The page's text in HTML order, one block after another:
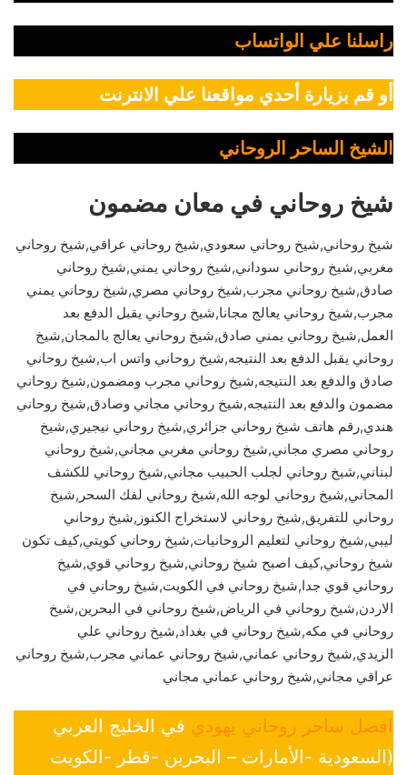
راسلنا علي الواتساب
أو قم بزيارة أحدي مواقعنا علي الانترنت
الشيخ الساحر الروحاني
شيخ روحاني في معان مضمون
شيخ روحاني,شيخ روحاني سعودي,شيخ روحاني عراقي,شيخ روحاني
مغربي,شيخ روحاني سوداني,شيخ روحاني يمني,شيخ روحاني
صادق,شيخ روحاني مجرب,شيخ روحاني مصري,شيخ روحاني يمني
مجرب,شيخ روحاني يعالج مجانا,شيخ روحاني يقبل الدفع بعد
العمل,شيخ روحاني يمني صادق,شيخ روحاني يعالج بالمجان,شيخ
روحاني يقبل الدفع بعد النتيجه,شيخ روحاني واتس اب,شيخ روحاني
صادق والدفع بعد النتيجه,شيخ روحاني مجرب ومضمون,شيخ روحاني
مضمون والدفع بعد النتيجه,شيخ روحاني مجاني وصادق,شيخ روحاني
هندي,رقم هاتف شيخ روحاني جزائري,شيخ روحاني نيجيري,شيخ
روحاني مصري مجاني,شيخ روحاني مغربي مجاني,شيخ روحاني
لبناني,شيخ روحاني لجلب الحبيب مجاني,شيخ روحاني للكشف
المجاني,شيخ روحاني لوجه الله,شيخ روحاني لفك السحر,شيخ
روحاني للتفريق,شيخ روحاني لاستخراج الكنوز,شيخ روحاني
ليبي,شيخ روحاني لتعليم الروحانيات,شيخ روحاني كويتي,كيف تكون
شيخ روحاني,كيف اصبح شيخ روحاني,شيخ روحاني قوي,شيخ
روحاني قوي جدا,شيخ روحاني في الكويت,شيخ روحاني في
الاردن,شيخ روحاني في الرياض,شيخ روحاني في البحرين,شيخ
روحاني في مكه,شيخ روحاني في بغداد,شيخ روحاني علي
الزيدي,شيخ روحاني عماني,شيخ روحاني عماني مجرب,شيخ روحاني
عراقي مجاني,شيخ روحاني عماني مجاني
افضل ساحر روحاني يهودي في الخليج العربي
(السعودية -الأمارات – البحرين -قطر -الكويت